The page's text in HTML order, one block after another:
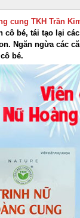
cung TKH Trần
cô bé, tái tạo lại
Ngăn ngừa các
bé.